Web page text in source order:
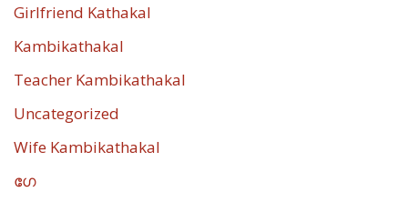
Girlfriend Kathakal
Kambikathakal
Teacher Kambikathakal
Uncategorized
Wife Kambikathakal
ഗേ